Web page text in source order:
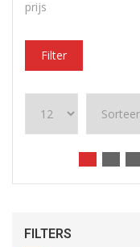
prijs
Filter
FILTERS